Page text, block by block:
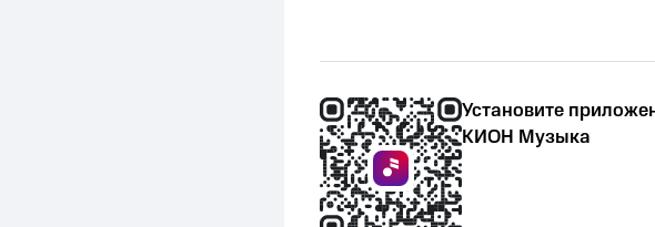
Установите
КИОН Музыка